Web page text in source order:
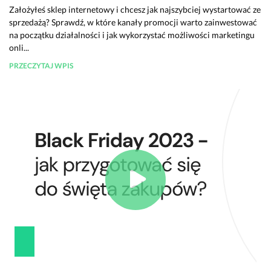
Założyłeś sklep internetowy i chcesz jak najszybciej wystartować ze
sprzedażą? Sprawdź, w które kanały promocji warto zainwestować
na początku działalności i jak wykorzystać możliwości marketingu
onli...
PRZECZYTAJ WPIS